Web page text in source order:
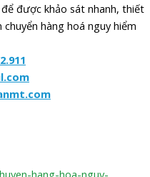
được khảo sát nhanh, thiết
hàng hoá nguy hiểm